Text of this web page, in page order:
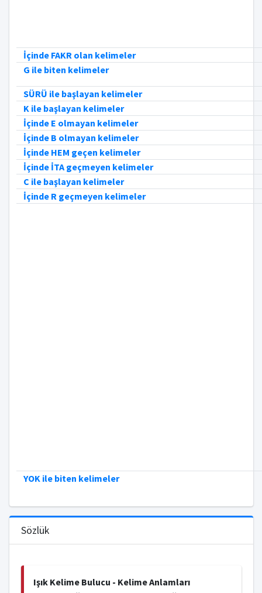
İçinde FAKR olan kelimeler
G ile biten kelimeler
SÜRÜ ile başlayan kelimeler
K ile başlayan kelimeler
İçinde E olmayan kelimeler
İçinde B olmayan kelimeler
İçinde HEM geçen kelimeler
İçinde İTA geçmeyen kelimeler
C ile başlayan kelimeler
İçinde R geçmeyen kelimeler
YOK ile biten kelimeler
Sözlük
Işık Kelime Bulucu - Kelime Anlamları